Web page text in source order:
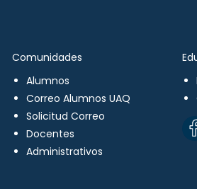
Comunidades
Alumnos
Correo Alumnos UAQ
Solicitud Correo
Docentes
Administrativos